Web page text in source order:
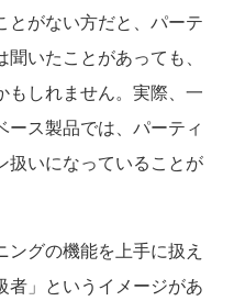
とがない方だと、パーテ
いたことがあっても、
もしれません。実際、一
ス製品では、パーティ
扱いになっていることが
グの機能を上手に扱え
者」というイメージがあ